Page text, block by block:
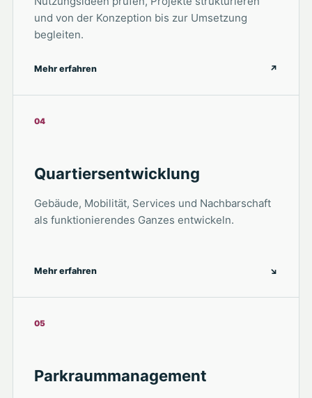
und von der Konzeption bis zur Umsetzung
begleiten.
Mehr erfahren ↗
04
Quartiersentwicklung
Gebäude, Mobilität, Services und Nachbarschaft
als funktionierendes Ganzes entwickeln.
Mehr erfahren ↘
05
Parkraummanagement